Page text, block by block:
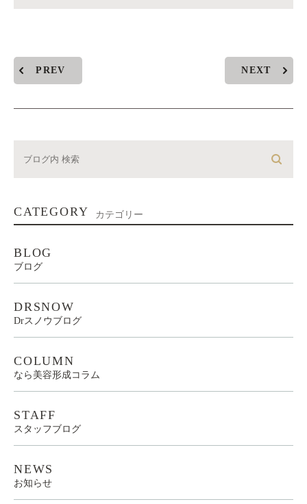
PREV NEXT
CATEGORY カテゴリー
BLOG
ブログ
DRSNOW
Drスノウブログ
COLUMN
なら美容形成コラム
STAFF
スタッフブログ
NEWS
お知らせ